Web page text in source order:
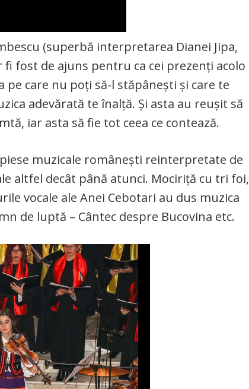
(superbă interpretarea Dianei Jipa,
fost de ajuns pentru ca cei prezenți acolo
pe care nu poți să-l stăpânești și care te
adevărată te înalță. Și asta au reușit să
iar asta să fie tot ceea ce contează.
muzicale românești reinterpretate de
altfel decât până atunci. Mociriță cu tri foi,
vocale ale Anei Cebotari au dus muzica
de luptă – Cântec despre Bucovina etc.